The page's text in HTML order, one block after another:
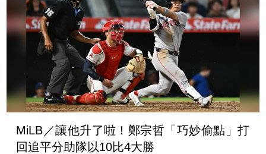
MiLB／讓他升了啦！鄭宗哲「巧妙偷點」打
回追平分助隊以10比4大勝